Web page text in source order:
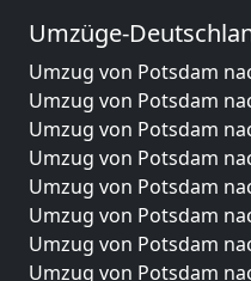
Umzüge-
Umzug von Potsdam
Umzug von Potsdam
Umzug von Potsdam
Umzug von Potsdam
Umzug von Potsdam
Umzug von Potsdam
Umzug von Potsdam
Umzug von Potsdam